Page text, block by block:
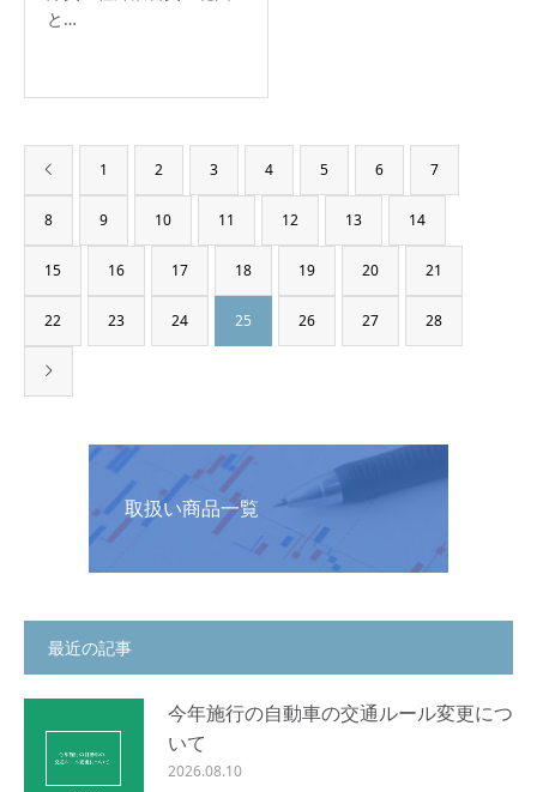
と…
1 2 3 4 5 6 7
8 9 10 11 12 13 14
15 16 17 18 19 20 21
22 23 24 25 26 27 28
取扱い商品一覧
最近の記事
今年施行の自動車の交通ルール変更につ
いて
2026.08.10